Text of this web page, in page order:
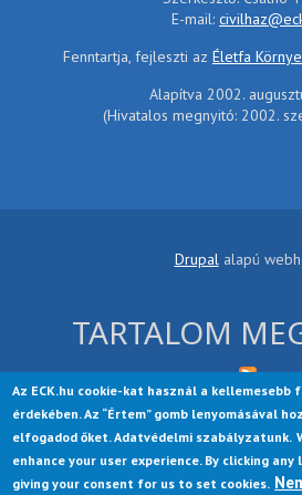
Az ECK.hu cookie-kat használ a kellemesebb
érdekében. Az “Értem” gomb lenyomásával
elfogadod őket. Adatvédelmi szabályzatunk.
enhance your user experience. By clicking
giving your consent for us to set cookies.
E-mail:
Fenntartja, fejleszti az Életfa
Alapítva 2002.
(Hivatalos megnyitó: 2002.
Drupalalapú
TARTALOM
Startup Growth Lite is a free theme,